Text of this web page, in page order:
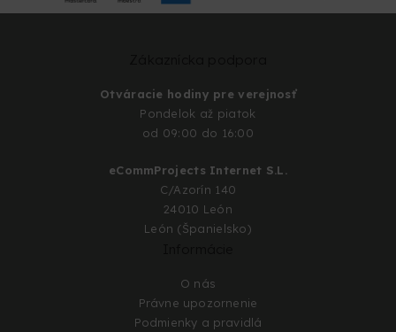
Otváracie hodiny pre verejnosť
Pondelok až piatok
od 09:00 do 16:00
eCommProjects Internet S.L.
C/Azorín 140
24010 León
León (Španielsko)
O nás
Právne upozornenie
Podmienky a pravidlá